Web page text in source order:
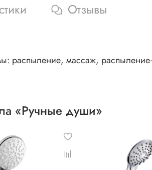
Отзывы
распыление, массаж,
«Ручные души»